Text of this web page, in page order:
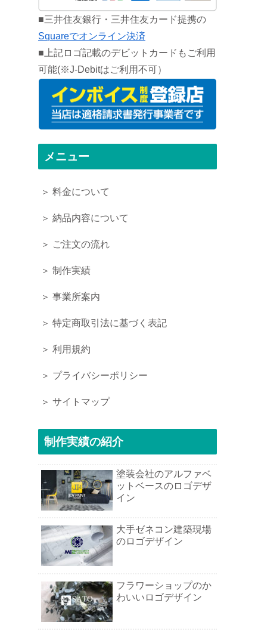
■三井住友銀行・三井住友カード提携の
Squareでオンライン決済
■上記ロゴ記載のデビットカードもご利用
可能(※J-Debitはご利用不可）
メニュー
＞ 料金について
＞ 納品内容について
＞ ご注文の流れ
＞ 制作実績
＞ 事業所案内
＞ 特定商取引法に基づく表記
＞ 利用規約
＞ プライバシーポリシー
＞ サイトマップ
制作実績の紹介
塗装会社のアルファベ
ットベースのロゴデザ
イン
大手ゼネコン建築現場
のロゴデザイン
フラワーショップのか
わいいロゴデザイン